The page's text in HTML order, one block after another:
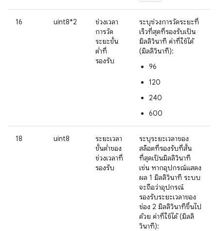
16 uint8*2
ช่วงเวลา
การวัด
ระยะขั้น
ต่ำที่
รองรับ
ระบุช่วงการวัดระยะที่
เร็วที่สุดที่รองรับเป็น
มิลลิวินาที ค่าที่ใช้ได้
(มิลลิวินาที):
96
120
240
600
18 uint8
ระยะเวลา
ขั้นต่ำของ
ช่วงเวลาที่
รองรับ
ระบุระยะเวลาของ
สล็อตที่รองรับที่สั้น
ที่สุดเป็นมิลลิวินาที
เช่น หากอุปกรณ์แสดง
ผล 1 มิลลิวินาที ระบบ
จะถือว่าอุปกรณ์
รองรับระยะเวลาของ
ช่อง 2 มิลลิวินาทีขึ้นไป
ด้วย ค่าที่ใช้ได้ (มิลลิ
วินาที):